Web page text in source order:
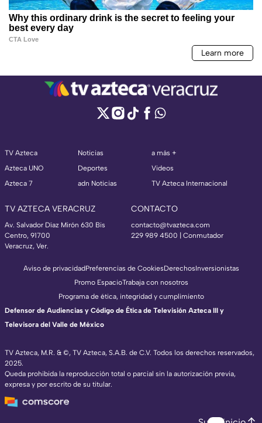
TV Azteca
Azteca UNO
Azteca 7
Noticias
Deportes
adn Noticias
a más +
Videos
TV Azteca Internacional
TV AZTECA VERACRUZ
Av. Salvador Díaz Mirón 630 Bis
Centro, 91700
Veracruz, Ver.
CONTACTO
contacto@tvazteca.com
229 989 4500 | Conmutador
TV Azteca, M.R. & ©, TV Azteca, S.A.B. de C.V. Todos los derechos reservados,
2025.
Queda prohibida la reproducción total o parcial sin la autorización previa,
expresa y por escrito de su titular.
Aviso de privacidadPreferencias de CookiesDerechosInversionistas
Promo EspacioTrabaja con nosotros
Programa de ética, integridad y cumplimiento
Defensor de Audiencias y Código de Ética de Televisión Azteca III y
Televisora del Valle de México